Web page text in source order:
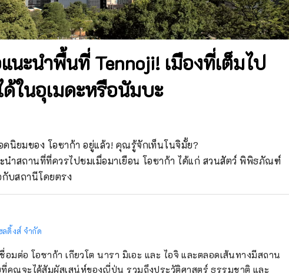
ะนำพื้นที่ Tennoji! เมืองที่เต็มไป
ในอุเมดะหรือนัมบะ
นิยมของ โอซาก้า อยู่แล้ว! คุณรู้จักเท็นโนจิมั้ย?
ะนำสถานที่ที่ควรไปชมเมื่อมาเยือน โอซาก้า ได้แก่ สวนสัตว์ พิพิธภัณฑ์
บสถานีโดยตรง
ดิ้งส์ จำกัด
อมต่อ โอซาก้า เกียวโต นารา มิเอะ และ ไอจิ และตลอดเส้นทางมีสถาน
ที่คุณจะได้สัมผัสเสน่ห์ของญี่ปุ่น รวมถึงประวัติศาสตร์ ธรรมชาติ และ